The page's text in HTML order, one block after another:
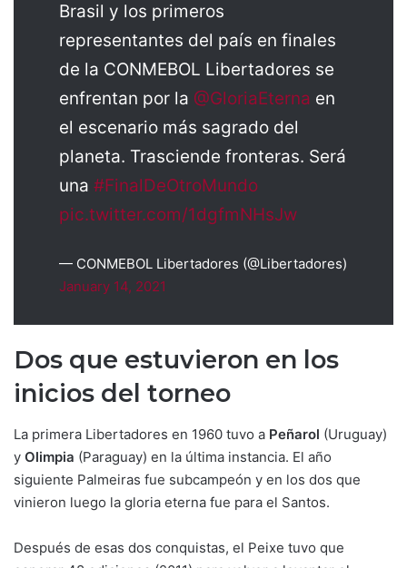
Brasil y los primeros
representantes del país en finales
de la CONMEBOL Libertadores se
enfrentan por la @GloriaEterna en
el escenario más sagrado del
planeta. Trasciende fronteras. Será
una #FinalDeOtroMundo
pic.twitter.com/1dgfmNHsJw
— CONMEBOL Libertadores (@Libertadores)
January 14, 2021
Dos que estuvieron en los
inicios del torneo
La primera Libertadores en 1960 tuvo a Peñarol (Uruguay)
y Olimpia (Paraguay) en la última instancia. El año
siguiente Palmeiras fue subcampeón y en los dos que
vinieron luego la gloria eterna fue para el Santos.
Después de esas dos conquistas, el Peixe tuvo que